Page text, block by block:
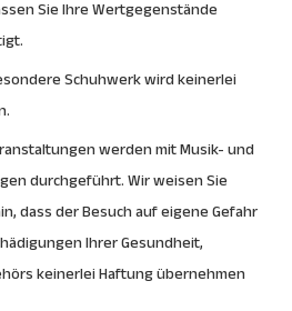
Sie Ihre Wertgegenstände
Schuhwerk wird keinerlei
werden mit Musik- und
durchgeführt. Wir weisen Sie
dass der Besuch auf eigene Gefahr
Ihrer Gesundheit,
keinerlei Haftung übernehmen